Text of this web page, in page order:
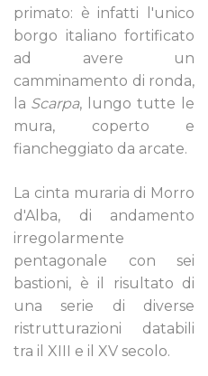
primato: è infatti l'unico
borgo italiano fortificato
ad avere un
camminamento di ronda,
la Scarpa, lungo tutte le
mura, coperto e
fiancheggiato da arcate.
La cinta muraria di Morro
d'Alba, di andamento
irregolarmente
pentagonale con sei
bastioni, è il risultato di
una serie di diverse
ristrutturazioni databili
tra il XIII e il XV secolo.